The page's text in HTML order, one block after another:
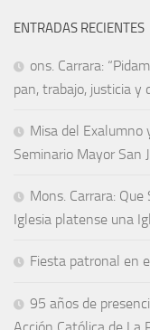
ENTRADAS RECIENTES
ons. Carrara:
pan, trabajo, justicia y
Misa del Exalumno
Seminario Mayor San
Mons. Carrara:
Iglesia platense una
Fiesta patronal en
95 años de
Acción Católica de La